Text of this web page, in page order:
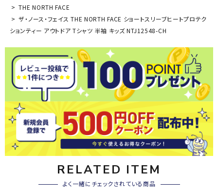
THE NORTH FACE
ザ・ノース・フェイス THE NORTH FACE ショートスリーブヒートプロテク
ションティー アウトドア Tシャツ 半袖 キッズ NTJ12548-CH
RELATED ITEM
よく一緒にチェックされている商品